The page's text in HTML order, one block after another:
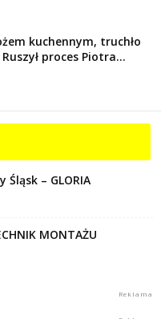
kuchennym, truchło
proces Piotra...
Śląsk – GLORIA
MONTAŻU